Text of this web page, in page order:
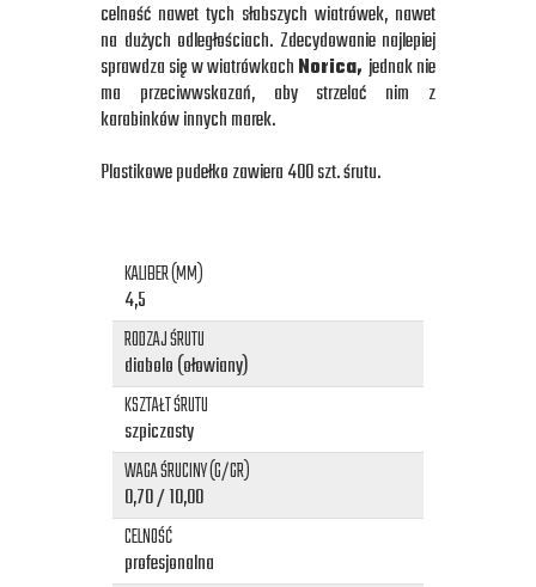
celność nawet tych słabszych wiatrówek, nawet
na dużych odległościach. Zdecydowanie najlepiej
sprawdza się w wiatrówkachNorica, jednak nie
ma przeciwwskazań, aby strzelać nim z
karabinków innych marek.
Plastikowe pudełko zawiera 400 szt. śrutu.
KALIBER (MM)
4,5
RODZAJ ŚRUTU
diabolo (ołowiany)
KSZTAŁT ŚRUTU
szpiczasty
WAGA ŚRUCINY (G/GR)
0,70 / 10,00
CELNOŚĆ
profesjonalna